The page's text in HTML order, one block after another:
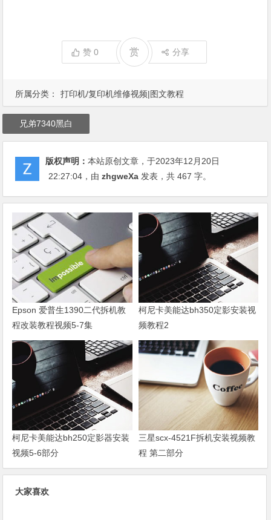
所属分类： 打印机/复印机维修视频|图文教程
赞0 赏 分享
兄弟7340黑白
版权声明：本站原创文章，于2023年12月20日
22:27:04 ，由zhgweXa 发表，共 467 字。
Epson 爱普生1390二代拆机教
程改装教程视频5-7集
柯尼卡美能达bh350定影安装视
频教程2
柯尼卡美能达bh250定影器安装
视频5-6部分
三星scx-4521F拆机安装视频教
程 第二部分
大家喜欢